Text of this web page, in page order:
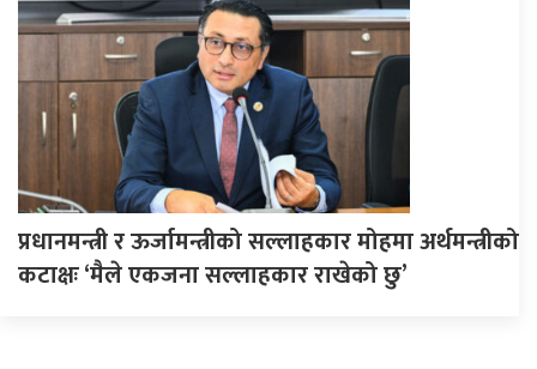
प्रधानमन्त्री र ऊर्जामन्त्रीको सल्लाहकार मोहमा अर्थमन्त्रीको
कटाक्षः ‘मैले एकजना सल्लाहकार राखेको छु’